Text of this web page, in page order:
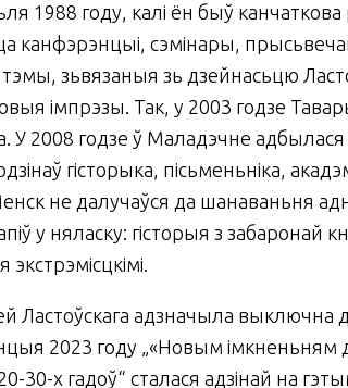
1988 году, калі ён быў
канфэрэнцыі, сэмінары,
зьвязаныя зь дзейнасьцю
імпрэзы. Так, у 2003 годзе
У 2008 годзе ў Маладэчне
гісторыка, пісьменьніка,
не далучаўся да шанаваньня
у няласку: гісторыя з забаронай
Ластоўскага адзначыла
2023 году „«Новым імкненьням
30-х гадоў“ сталася адзінай на